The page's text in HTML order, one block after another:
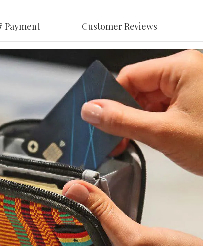
Payment Customer Reviews